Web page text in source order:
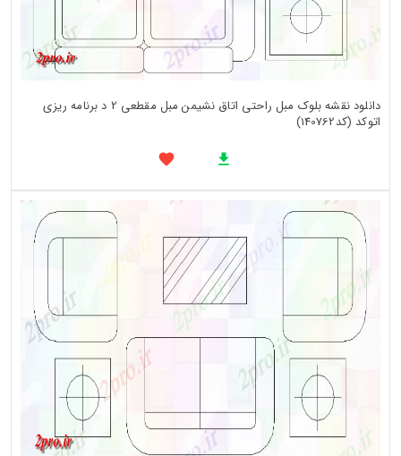
دانلود نقشه بلوک مبل راحتی اتاق نشیمن مبل مقطعی 2 د برنامه ریزی
اتوکد (کد140762)